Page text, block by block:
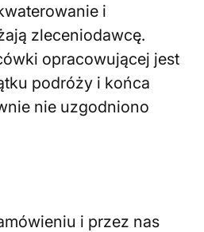
i
zleceniodawcę.
opracowującej jest
podróży i końca
nie uzgodniono
i przez nas